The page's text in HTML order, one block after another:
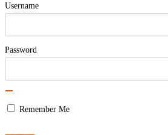
Username
Password
Remember Me